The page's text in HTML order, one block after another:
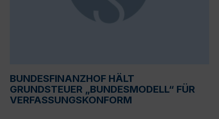
BUNDESFINANZHOF HÄLT
GRUNDSTEUER „BUNDESMODELL“ FÜR
VERFASSUNGSKONFORM